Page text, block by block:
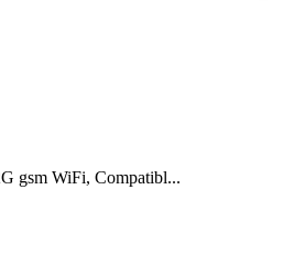
gsm WiFi, Compatibl...